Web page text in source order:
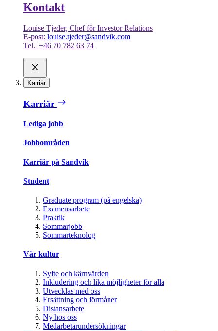
Kontakt
Louise Tjeder, Chef för Investor Relations
E-post: louise.tjeder@sandvik.com
Tel.: +46 70 782 63 74
Karriär
Karriär
Lediga jobb
Jobbområden
Karriär på Sandvik
Student
Graduate program (på engelska)
Examensarbete
Praktik
Sommarjobb
Sommarteknolog
Vår kultur
Syfte och kärnvärden
Inkludering och lika möjligheter för alla
Utvecklas med oss
Ersättning och förmåner
Distansarbete
Ny hos oss
Medarbetarundersökningar